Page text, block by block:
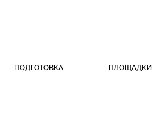
ПОДГОТОВКА ПЛОЩАДКИ